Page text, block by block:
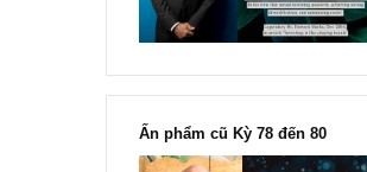
Ấn phẩm lẻ Kỳ 81 đến 83